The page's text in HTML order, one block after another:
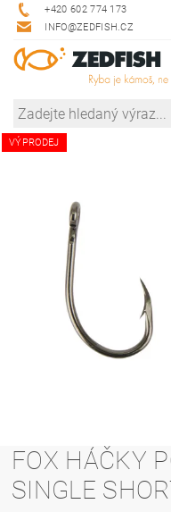
+420 602 774 173
INFO@ZEDFISH.CZ
VÝPRODEJ
FOX HÁČKY
SINGLE